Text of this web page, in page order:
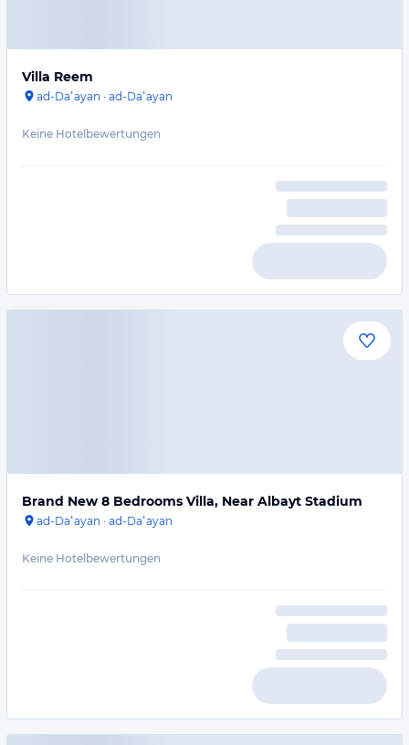
Villa Reem
ad-Daʿayan · ad-Daʿayan
Keine Hotelbewertungen
Brand New 8 Bedrooms Villa, Near Albayt Stadium
ad-Daʿayan · ad-Daʿayan
Keine Hotelbewertungen